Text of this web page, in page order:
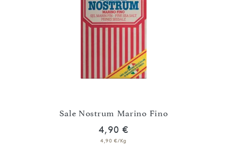
Sale Nostrum Marino Fino
4,90 €
4,90 €/Kg